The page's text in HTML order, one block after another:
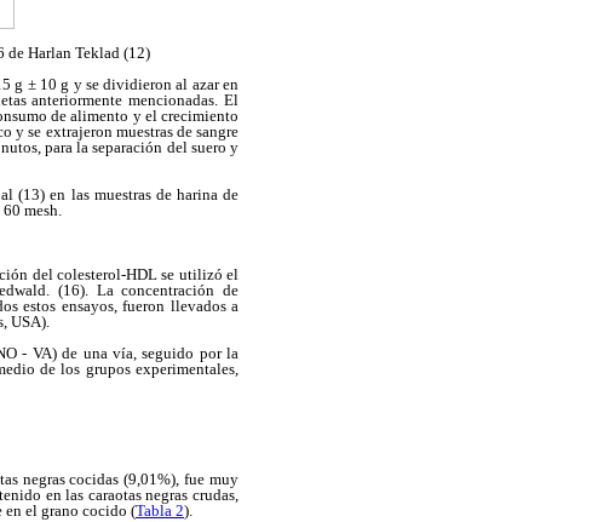
de Harlan Teklad (12)
g ± 10 g y se dividieron al azar en
anteriormente mencionadas. El
de alimento y el crecimiento
y se extrajeron muestras de sangre
para la separación del suero y
(13) en las muestras de harina de
mesh.
del colesterol-HDL se utilizó el
(16). La concentración de
estos ensayos, fueron llevados a
USA).
- VA) de una vía, seguido por la
de los grupos experimentales,
negras cocidas (9,01%), fue muy
en las caraotas negras crudas,
en el grano cocido (Tabla 2).